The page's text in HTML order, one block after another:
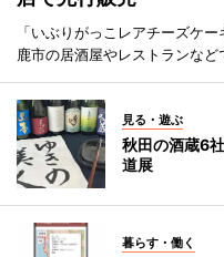
「いぶりがっこレアチーズケ
鹿市の居酒屋やレストランなど
見る・遊ぶ
秋田の酒蔵6
道展
暮らす・働く